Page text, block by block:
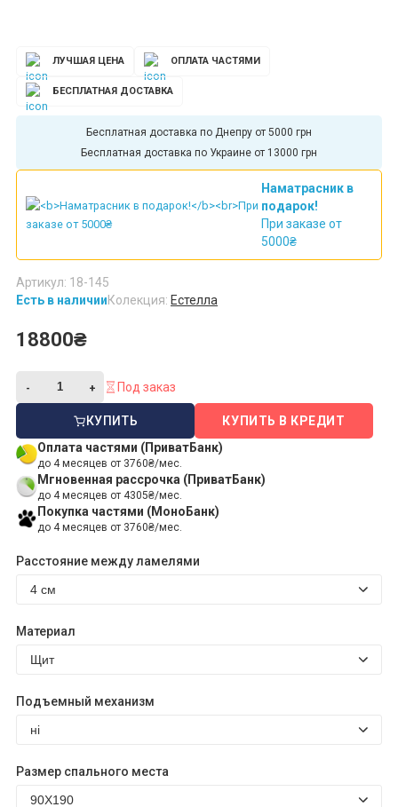
ЛУЧШАЯ ЦЕНА ОПЛАТА ЧАСТЯМИ
БЕСПЛАТНАЯ ДОСТАВКА
Бесплатная доставка по Днепру от 5000 грн
Бесплатная доставка по Украине от 13000 грн
Наматрасник в
подарок!
При заказе от
5000₴
Есть в наличииКолекция: Естелла
Артикул: 18-145
18800₴
Под заказ
КУПИТЬ
Оплата частями (ПриватБанк)
до 4 месяцев от 3760₴/мес.
Мгновенная рассрочка (ПриватБанк)
до 4 месяцев от 4305₴/мес.
Покупка частями (МоноБанк)
до 4 месяцев от 3760₴/мес.
КУПИТЬ В КРЕДИТ
Расстояние между ламелями
Материал
Подъемный механизм
Размер спального места